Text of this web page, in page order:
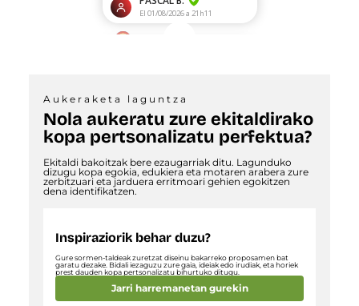
Aukeraketa laguntza
Nola aukeratu zure ekitaldirako
kopa pertsonalizatu perfektua?
Ekitaldi bakoitzak bere ezaugarriak ditu. Lagunduko
dizugu kopa egokia, edukiera eta motaren arabera zure
zerbitzuari eta jarduera erritmoari gehien egokitzen
dena identifikatzen.
Inspiraziorik behar duzu?
Gure sormen-taldeak zuretzat diseinu bakarreko proposamen bat
garatu dezake. Bidali iezaguzu zure gaia, ideiak edo irudiak, eta horiek
prest dauden kopa pertsonalizatu bihurtuko ditugu.
Jarri harremanetan gurekin